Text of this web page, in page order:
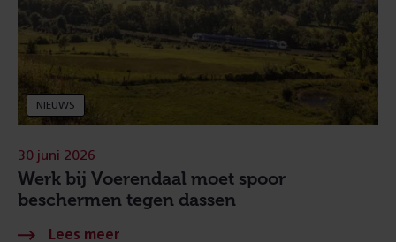
NIEUWS
Werk bij Voerendaal moet spoor
beschermen tegen dassen
30 juni 2026